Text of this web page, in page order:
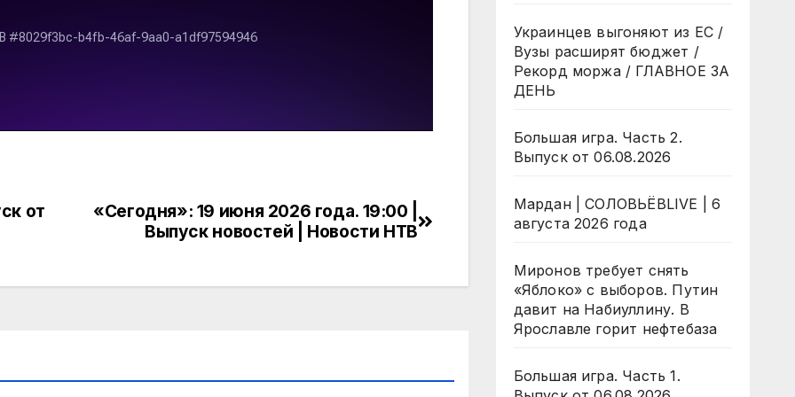
«Сегодня»: 19 июня 2026 года. 19:00 |
Выпуск новостей | Новости НТВ
от
Украинцев выгоняют из ЕС /
Вузы расширят бюджет /
Рекорд моржа / ГЛАВНОЕ ЗА
ДЕНЬ
Большая игра. Часть 2.
Выпуск от 06.08.2026
Мардан | СОЛОВЬЁВLIVE | 6
августа 2026 года
Миронов требует снять
«Яблоко» с выборов. Путин
давит на Набиуллину. В
Ярославле горит нефтебаза
Большая игра. Часть 1.